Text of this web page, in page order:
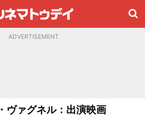
ADVERTISEMENT
ヴァグネル：出演映画